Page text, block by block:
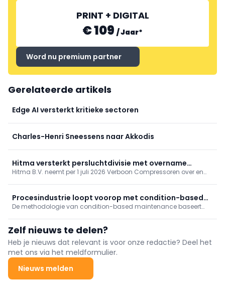
PRINT + DIGITAL
€ 109 /Jaar*
Word nu premium partner
Gerelateerde artikels
Edge AI versterkt kritieke sectoren
Charles-Henri Sneessens naar Akkodis
Hitma versterkt persluchtdivisie met overname
Verboon Compressoren
Hitma B.V. neemt per 1 juli 2026 Verboon Compressoren over en
hetzelfde team; oprichter Huib Verboon blijft betrokken. Klanten
merken weinig verandering.
Procesindustrie loopt voorop met condition-based
maintenance
De methodologie van condition-based maintenance baseert
CBM hoogwaardig, diepgaand en sterk gereguleerd.
Zelf nieuws te delen?
Heb je nieuws dat relevant is voor onze redactie? Deel het
met ons via het meldformulier.
Nieuws melden